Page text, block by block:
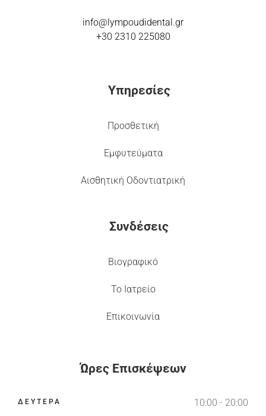
info@lympoudidental.gr
+30 2310 225080
Υπηρεσίες
Προσθετική
Εμφυτεύματα
Αισθητική Οδοντιατρική
Συνδέσεις
Βιογραφικό
Το Ιατρείο
Επικοινωνία
Ώρες Επισκέψεων
ΔΕΥΤΕΡΑ 10:00 - 20:00